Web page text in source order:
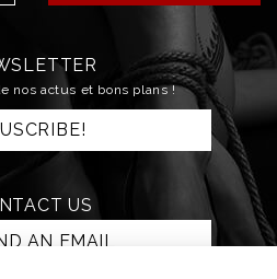
nos actus et bons plans !
US
AN EMAIL